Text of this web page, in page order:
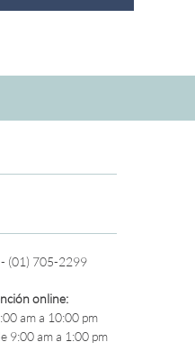
(01) 705-2299
online:
am a 10:00 pm
9:00 am a 1:00 pm